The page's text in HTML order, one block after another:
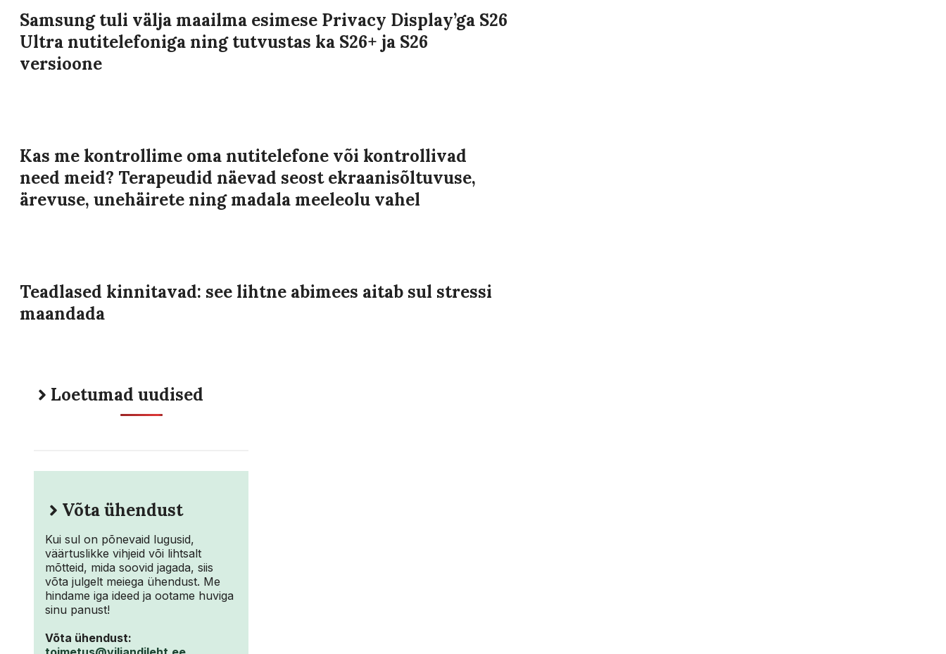
Samsung tuli välja maailma esimese Privacy Display’ga S26
Ultra nutitelefoniga ning tutvustas ka S26+ ja S26
versioone
Kas me kontrollime oma nutitelefone või kontrollivad
need meid? Terapeudid näevad seost ekraanisõltuvuse,
ärevuse, unehäirete ning madala meeleolu vahel
Teadlased kinnitavad: see lihtne abimees aitab sul stressi
maandada
Loetumad uudised
Võta ühendust
Kui sul on põnevaid lugusid,
väärtuslikke vihjeid või lihtsalt
mõtteid, mida soovid jagada, siis
võta julgelt meiega ühendust. Me
hindame iga ideed ja ootame huviga
sinu panust!
Võta ühendust: